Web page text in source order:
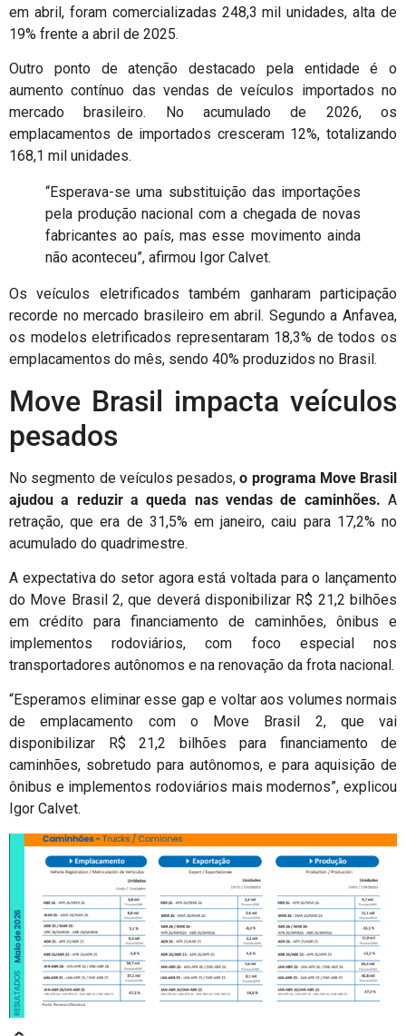
em abril, foram comercializadas 248,3 mil unidades, alta de
19% frente a abril de 2025.
Outro ponto de atenção destacado pela entidade é o
aumento contínuo das vendas de veículos importados no
mercado brasileiro. No acumulado de 2026, os
emplacamentos de importados cresceram 12%, totalizando
168,1 mil unidades.
“Esperava-se uma substituição das importações
pela produção nacional com a chegada de novas
fabricantes ao país, mas esse movimento ainda
não aconteceu”, afirmou Igor Calvet.
Os veículos eletrificados também ganharam participação
recorde no mercado brasileiro em abril. Segundo a Anfavea,
os modelos eletrificados representaram 18,3% de todos os
emplacamentos do mês, sendo 40% produzidos no Brasil.
Move Brasil impacta veículos
pesados
No segmento de veículos pesados, o programa Move Brasil
ajudou a reduzir a queda nas vendas de caminhões. A
retração, que era de 31,5% em janeiro, caiu para 17,2% no
acumulado do quadrimestre.
A expectativa do setor agora está voltada para o lançamento
do Move Brasil 2, que deverá disponibilizar R$ 21,2 bilhões
em crédito para financiamento de caminhões, ônibus e
implementos rodoviários, com foco especial nos
transportadores autônomos e na renovação da frota nacional.
“Esperamos eliminar esse gap e voltar aos volumes normais
de emplacamento com o Move Brasil 2, que vai
disponibilizar R$ 21,2 bilhões para financiamento de
caminhões, sobretudo para autônomos, e para aquisição de
ônibus e implementos rodoviários mais modernos”, explicou
Igor Calvet.